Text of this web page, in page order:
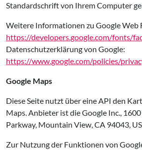
Standardschrift von Ihrem Computer
Weitere Informationen zu Google Web
https://developers.google.com/fonts/
Datenschutzerklärung von Google:
https://www.google.com/policies/
Google Maps
Diese Seite nutzt über eine API den
Maps. Anbieter ist die Google Inc.,
Parkway, Mountain View, CA 94043,
Zur Nutzung der Funktionen von